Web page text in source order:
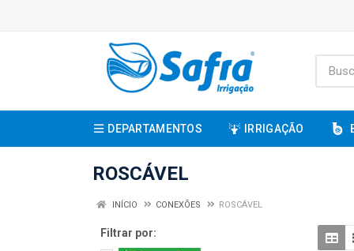
DEPARTAMENTOS IRRIGAÇÃO
ROSCÁVEL
INÍCIO CONEXÕES ROSCÁVEL
Filtrar por: